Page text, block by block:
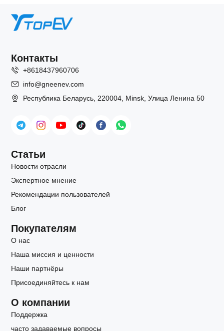
Контакты
+8618437960706
info@gneenev.com
Республика Беларусь, 220004, Minsk, Улица Ленина 50
Статьи
Новости отрасли
Экспертное мнение
Рекомендации пользователей
Блог
Покупателям
О нас
Наша миссия и ценности
Наши партнёры
Присоединяйтесь к нам
О компании
Поддержка
часто задаваемые вопросы